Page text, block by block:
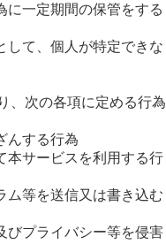
に一定期間の保管をする
して、個人が特定できな
、次の各項に定める行為
んする行為
本サービスを利用する行
ム等を送信又は書き込む
びプライバシー等を侵害